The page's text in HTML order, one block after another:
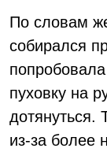
По словам
собирался
пуховку на
дотянуться.
из-за более